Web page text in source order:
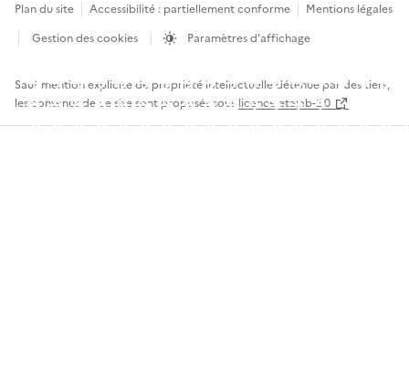
Plan du site Accessibilité : partiellement conforme
Mentions légales
Gestion des cookies
Paramètres d'affichage
Sauf mention explicite de propriété intellectuelle détenue par des tiers,
les contenus de ce site sont proposés sous licence etalab-2.0